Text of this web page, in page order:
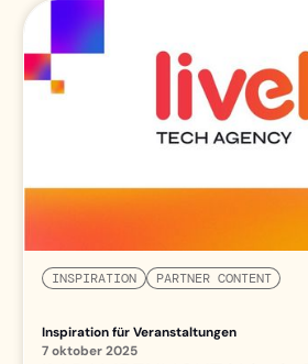
INSPIRATION PARTNER CONTENT
Inspiration für Veranstaltungen
7 oktober 2025